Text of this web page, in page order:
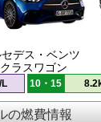
セデス・ベンツ
ラスワゴン
10・15
の燃費情報